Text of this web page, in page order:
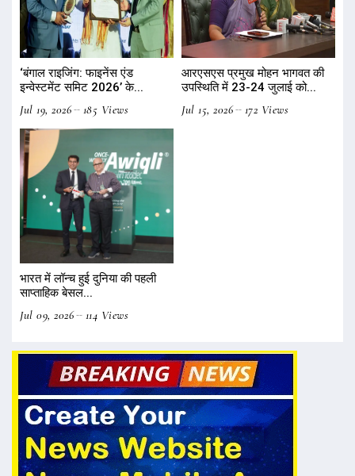
‘बंगाल राइजिंग: फाइनेंस एंड
इन्वेस्टमेंट समिट 2026’ के...
Jul 19, 2026
185 Views
आरएसएस प्रमुख मोहन भागवत की
उपस्थिति में 23-24 जुलाई को...
Jul 15, 2026
172 Views
भारत में लॉन्च हुई दुनिया की पहली
साप्ताहिक बेसल...
Jul 09, 2026
114 Views